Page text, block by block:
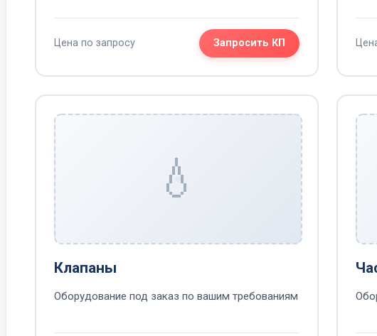
Цена по запросу Запросить КП
💧
Клапаны
Оборудование под заказ по вашим требованиям